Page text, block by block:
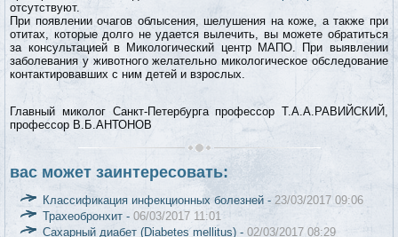
отсутствуют.
При появлении очагов облысения, шелушения на коже, а также при
отитах, которые долго не удается вылечить, вы можете обратиться
за консультацией в Микологический центр МАПО. При выявлении
заболевания у животного желательно микологическое обследование
контактировавших с ним детей и взрослых.
Главный миколог Санкт-Петербурга профессор Т.А.А.РАВИЙСКИЙ,
профессор В.Б.АHТОHОВ
вас может заинтересовать:
Классификация инфекционных болезней - 23/03/2017 09:06
Трахеобронхит -06/03/2017 11:01
Сахарный диабет (Diabetes mellitus) -02/03/2017 08:29